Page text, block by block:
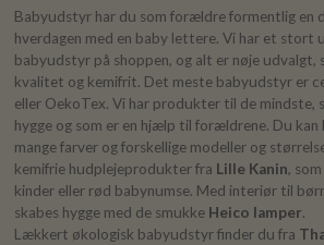
Babyudstyr har du som forældre formentlig en
hverdagen med en baby lettere. Vi har et stort
babyudstyr på shoppen, og alt er nøje udvalgt,
kvalitet og kemifrit. Det meste babyudstyr er
eller OekoTex. Vi har produkter til de mindste,
hygge og som er en hjælp til forældrene. Du kan
mange farver og forskellige modeller og
kemifrie hudplejeprodukter fra Lille Kanin,
kinder eller rød babynumse. Med interiør til
skabes hygge med de smukke Heico lamper.
Lækkert økologisk babyudstyr finder du fra